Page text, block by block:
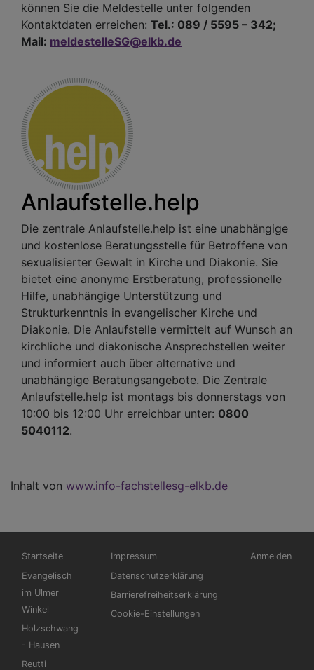
können Sie die Meldestelle unter folgenden
Kontaktdaten erreichen: Tel.: 089 / 5595 – 342;
Mail: meldestelleSG@elkb.de
Anlaufstelle.help
Die zentrale Anlaufstelle.help ist eine unabhängige
und kostenlose Beratungsstelle für Betroffene von
sexualisierter Gewalt in Kirche und Diakonie. Sie
bietet eine anonyme Erstberatung, professionelle
Hilfe, unabhängige Unterstützung und
Strukturkenntnis in evangelischer Kirche und
Diakonie. Die Anlaufstelle vermittelt auf Wunsch an
kirchliche und diakonische Ansprechstellen weiter
und informiert auch über alternative und
unabhängige Beratungsangebote. Die Zentrale
Anlaufstelle.help ist montags bis donnerstags von
10:00 bis 12:00 Uhr erreichbar unter: 0800
5040112.
Inhalt von www.info-fachstellesg-elkb.de
Hauptnavigation
Startseite
Evangelisch
im Ulmer
Winkel
Holzschwang
- Hausen
Reutti
Fußbereichsmenü
Impressum
Datenschutzerklärung
Barrierefreiheitserklärung
Cookie-Einstellungen
Anmelden